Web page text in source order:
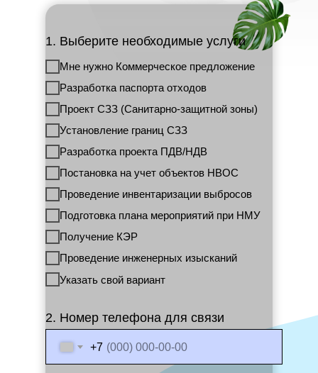
1. Выберите необходимые услуги
Мне нужно Коммерческое предложение
Разработка паспорта отходов
Проект СЗЗ (Санитарно-защитной зоны)
Установление границ СЗЗ
Разработка проекта ПДВ/НДВ
Постановка на учет объектов НВОС
Проведение инвентаризации выбросов
Подготовка плана мероприятий при НМУ
Получение КЭР
Проведение инженерных изысканий
Указать свой вариант
2. Номер телефона для связи
+7